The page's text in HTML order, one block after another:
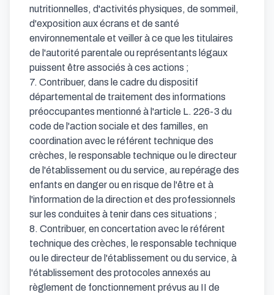
nutritionnelles, d'activités physiques, de sommeil,
d'exposition aux écrans et de santé
environnementale et veiller à ce que les titulaires
de l'autorité parentale ou représentants légaux
puissent être associés à ces actions ;
7. Contribuer, dans le cadre du dispositif
départemental de traitement des informations
préoccupantes mentionné à l'article L. 226-3 du
code de l'action sociale et des familles, en
coordination avec le référent technique des
crèches, le responsable technique ou le directeur
de l'établissement ou du service, au repérage des
enfants en danger ou en risque de l'être et à
l'information de la direction et des professionnels
sur les conduites à tenir dans ces situations ;
8. Contribuer, en concertation avec le référent
technique des crèches, le responsable technique
ou le directeur de l'établissement ou du service, à
l'établissement des protocoles annexés au
règlement de fonctionnement prévus au II de